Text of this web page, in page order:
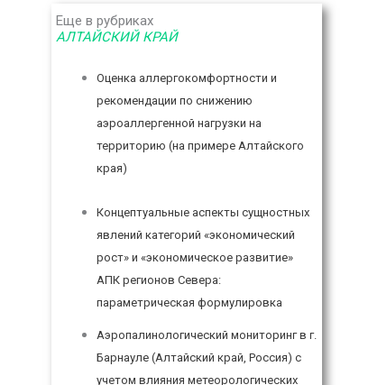
Еще в рубриках
АЛТАЙСКИЙ КРАЙ
Оценка аллергокомфортности и
рекомендации по снижению
аэроаллергенной нагрузки на
территорию (на примере Алтайского
края)
Концептуальные аспекты сущностных
явлений категорий «экономический
рост» и «экономическое развитие»
АПК регионов Севера:
параметрическая формулировка
Аэропалинологический мониторинг в г.
Барнауле (Алтайский край, Россия) с
учетом влияния метеорологических